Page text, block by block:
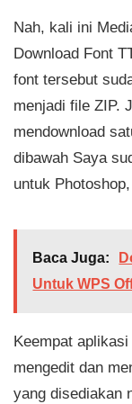
Nah, kali ini
Download Font
font tersebut
menjadi file ZIP.
mendownload
dibawah Saya
untuk
Baca Juga:
Untuk WPS
Keempat
mengedit dan
yang disediakan